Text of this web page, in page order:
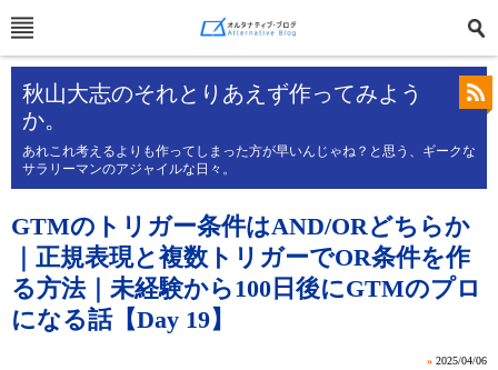
秋山大志のそれとりあえず作ってみよう
か。
あれこれ考えるよりも作ってしまった方が早いんじゃね？と思う、ギークな
サラリーマンのアジャイルな日々。
GTMのトリガー条件はAND/ORどちらか
｜正規表現と複数トリガーでOR条件を作
る方法｜未経験から100日後にGTMのプロ
になる話【Day 19】
» 2025/04/06